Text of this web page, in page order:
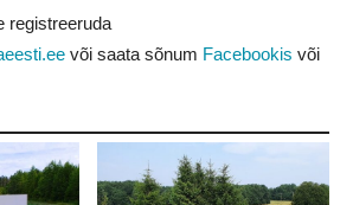
registreeruda
või saata sõnum Facebookis või